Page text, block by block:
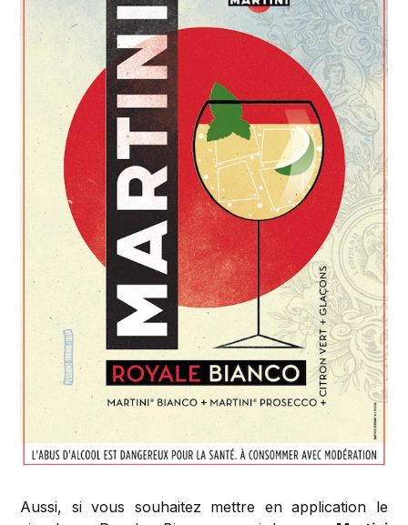
Aussi, si vous souhaitez mettre en application le